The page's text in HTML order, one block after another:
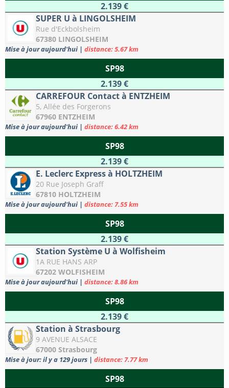
2.139 €
SUPER U à LINGOLSHEIM
Rue d'Eckbolsheim
67380 LINGOLSHEIM
Mise à jour aujourd'hui | distance: 5.67 km
SP98
2.139 €
CARREFOUR Contact à ENTZHEIM
5, Allée des Forgerons
67960 ENTZHEIM
Mise à jour aujourd'hui | distance: 6.42 km
SP98
2.139 €
E. Leclerc Express à HOLTZHEIM
20 Rue Joseph Graff
67810 HOLTZHEIM
Mise à jour aujourd'hui | distance: 7.55 km
SP98
2.139 €
Station Système U à Wolfisheim
1A RUE HANS ARP
67202 WOLFISHEIM
Mise à jour aujourd'hui | distance: 8.86 km
SP98
2.139 €
Station à Strasbourg
9 AVENUE ALSACE
67000 Strasbourg
Mise à jour: il y a 129 jours | distance: 7.77 km
SP98